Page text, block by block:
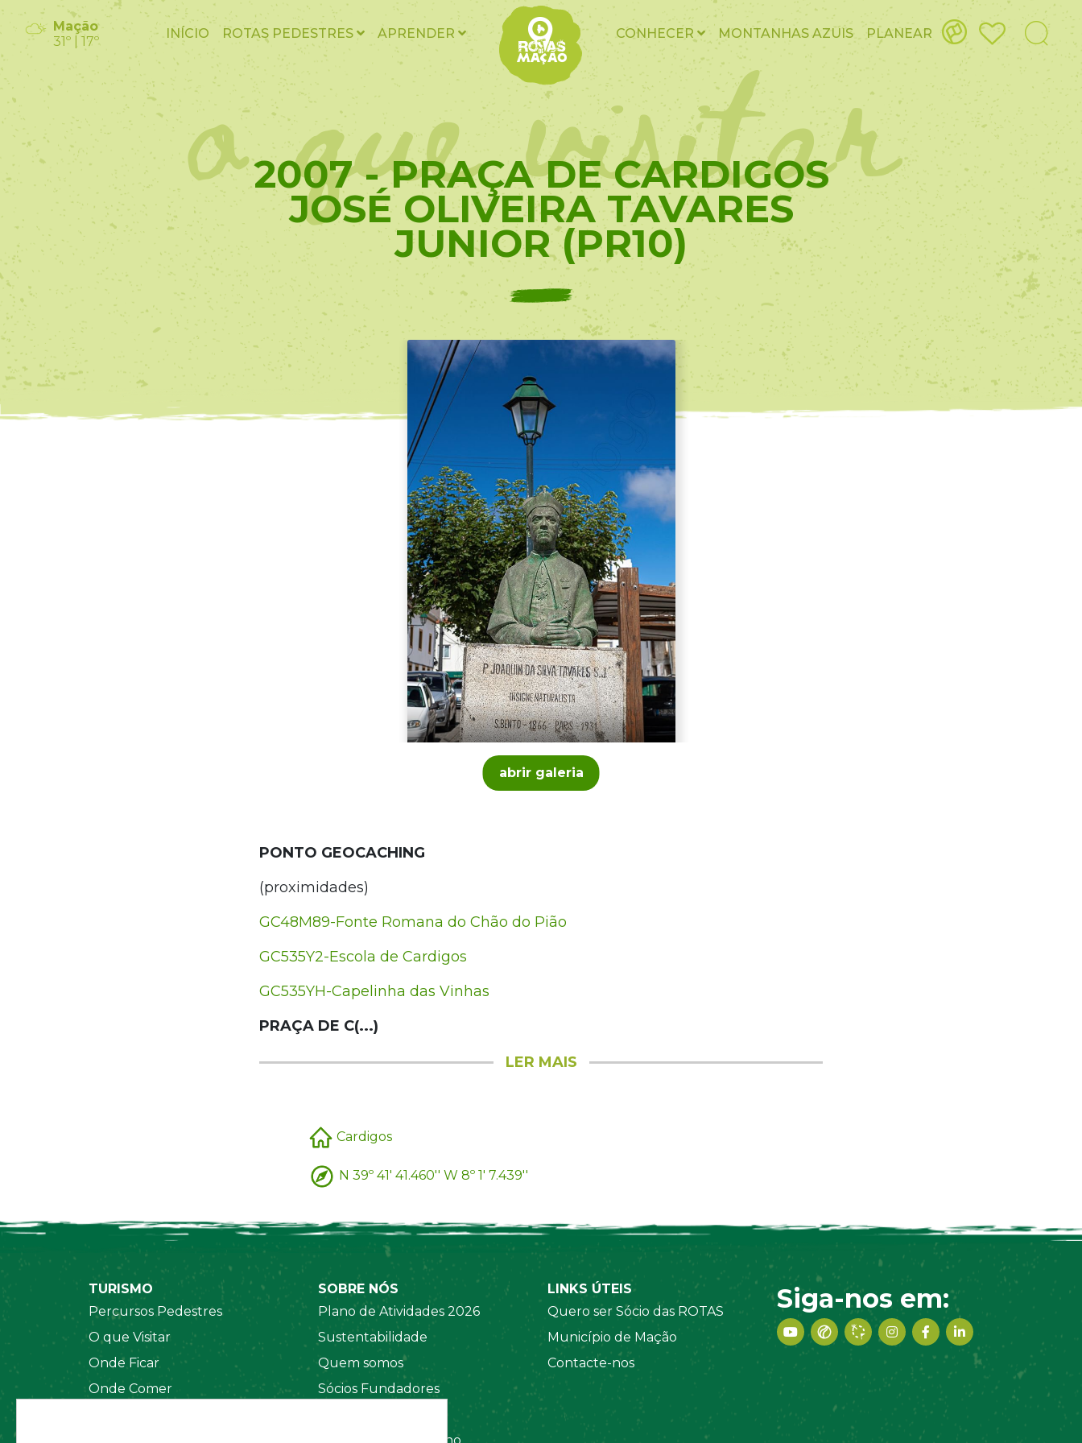
Mação
31º | 17º
INÍCIO ROTAS PEDESTRES APRENDER CONHECER MONTANHAS AZUIS PLANEAR
o que visitar
2007 - PRAÇA DE CARDIGOS
JOSÉ OLIVEIRA TAVARES
JUNIOR (PR10)
abrir galeria
PONTO GEOCACHING
(proximidades)
GC48M89-Fonte Romana do Chão do Pião
GC535Y2-Escola de Cardigos
GC535YH-Capelinha das Vinhas
PRAÇA DE C(...)
LER MAIS
Cardigos
N 39º 41' 41.460'' W 8º 1' 7.439''
TURISMO
Percursos Pedestres
O que Visitar
Onde Ficar
Onde Comer
SOBRE NÓS
Plano de Atividades 2026
Sustentabilidade
Quem somos
Sócios Fundadores
LINKS ÚTEIS
Quero ser Sócio das ROTAS
Município de Mação
Contacte-nos
Siga-nos em: